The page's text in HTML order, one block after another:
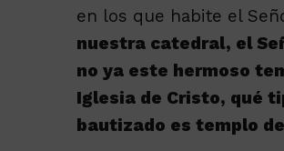
en los que habite el
nuestra catedral, el
no ya este hermoso
Iglesia de Cristo, qué
bautizado es templo